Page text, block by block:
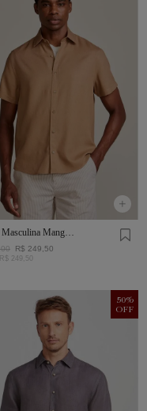
Manga
Linho
00 R$ 249 50
R$ 249 50
50%
OFF